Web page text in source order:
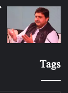
Tags